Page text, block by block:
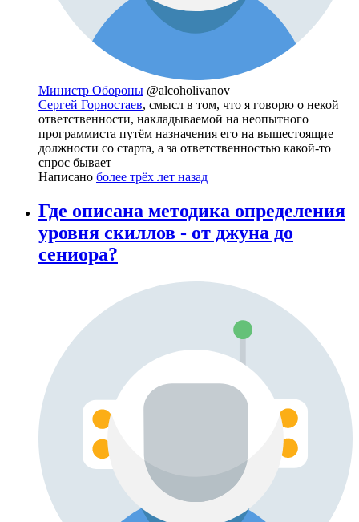
Министр Обороны @alcoholivanov
Сергей Горностаев, смысл в том, что я говорю о некой
ответственности, накладываемой на неопытного
программиста путём назначения его на вышестоящие
должности со старта, а за ответственностью какой-то
спрос бывает
Написано более трёх лет назад
Где описана методика определения
уровня скиллов - от джуна до
сениора?